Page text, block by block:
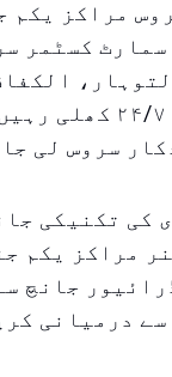
مراکز یکم
کسٹمر
اے ہیڈکوارٹر –
سروس لی جا
کی تکنیکی
مراکز یکم
جانچ